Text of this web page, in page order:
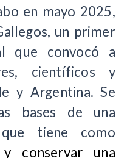
en mayo 2025,
un primer
que convocó a
científicos y
y Argentina. Se
bases de una
que tiene como
conservar una